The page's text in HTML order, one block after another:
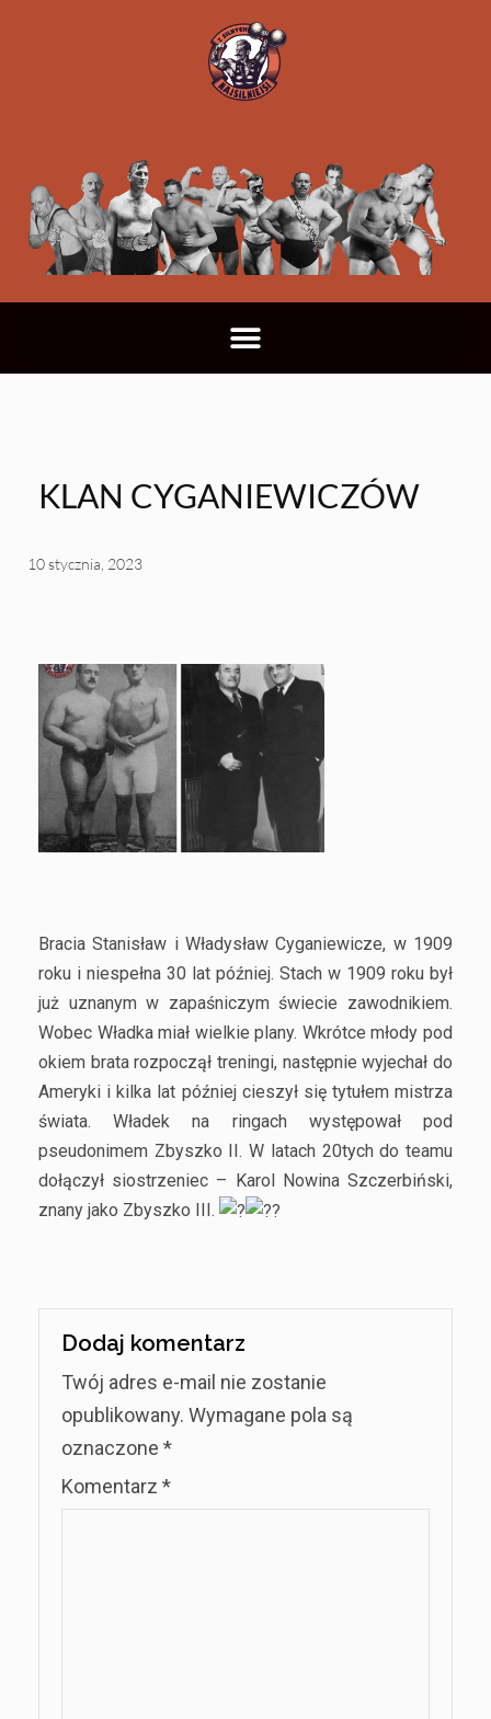
KLAN CYGANIEWICZÓW
10 stycznia, 2023
Bracia Stanisław i Władysław Cyganiewicze, w 1909
roku i niespełna 30 lat później. Stach w 1909 roku był
już uznanym w zapaśniczym świecie zawodnikiem.
Wobec Władka miał wielkie plany. Wkrótce młody pod
okiem brata rozpoczął treningi, następnie wyjechał do
Ameryki i kilka lat później cieszył się tytułem mistrza
świata. Władek na ringach występował pod
pseudonimem Zbyszko II. W latach 20tych do teamu
dołączył siostrzeniec – Karol Nowina Szczerbiński,
znany jako Zbyszko III.
Dodaj komentarz
Twój adres e-mail nie zostanie
opublikowany. Wymagane pola są
oznaczone *
Komentarz *